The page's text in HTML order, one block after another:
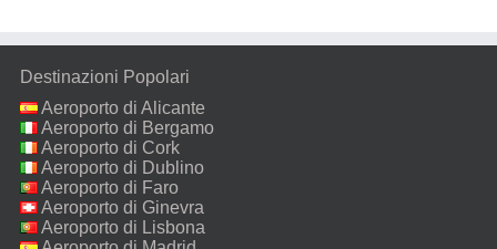
Destinazioni Popolari
Aeroporto di Alicante
Aeroporto di Bergamo
Aeroporto di Cork
Aeroporto di Dublino
Aeroporto di Faro
Aeroporto di Ginevra
Aeroporto di Lisbona